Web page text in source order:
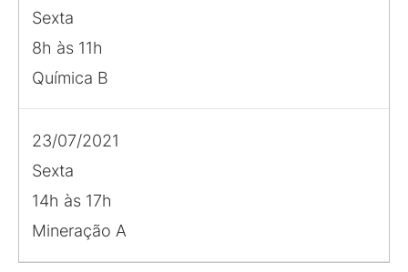
Sexta
8h às 11h
Química B
23/07/2021
Sexta
14h às 17h
Mineração A